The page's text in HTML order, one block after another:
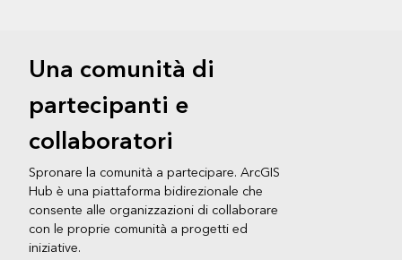
Una comunità di
partecipanti e
collaboratori
Spronare la comunità a partecipare. ArcGIS
Hub è una piattaforma bidirezionale che
consente alle organizzazioni di collaborare
con le proprie comunità a progetti ed
iniziative.